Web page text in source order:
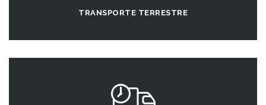
TRANSPORTE TERRESTRE